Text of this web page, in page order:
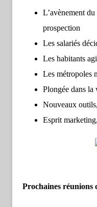
L’avènement
prospection
Les salariés
Les habitants
Les métropoles
Plongée dans la
Nouveaux
Esprit
Prochaines réunions